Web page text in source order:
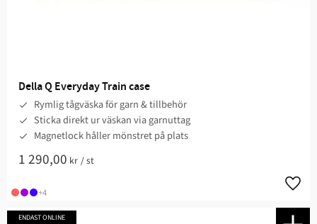
Della Q Everyday Train case
Rymlig tågväska för garn & tillbehör
Sticka direkt ur väskan via garnuttag
Magnetlock håller mönstret på plats
1 290,00 kr /st
+4
ENDAST ONLINE